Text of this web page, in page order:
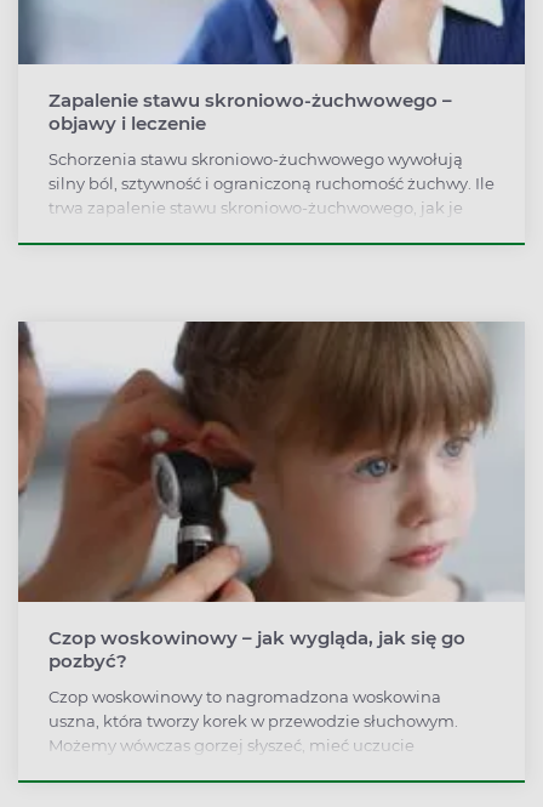
Zapalenie stawu skroniowo-żuchwowego –
objawy i leczenie
Schorzenia stawu skroniowo-żuchwowego wywołują
silny ból, sztywność i ograniczoną ruchomość żuchwy. Ile
trwa zapalenie stawu skroniowo-żuchwowego, jak je
Czop woskowinowy – jak wygląda, jak się go
pozbyć?
Czop woskowinowy to nagromadzona woskowina
uszna, która tworzy korek w przewodzie słuchowym.
Możemy wówczas gorzej słyszeć, mieć uczucie